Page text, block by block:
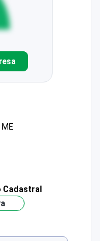
Cadastral